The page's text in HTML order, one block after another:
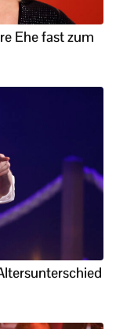
Ehe fast zum